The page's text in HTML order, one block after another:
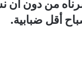
من دون أن
أقل ضبابية.